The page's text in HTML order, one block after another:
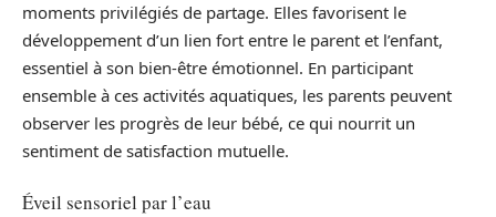
moments privilégiés de partage. Elles favorisent le
développement d’un lien fort entre le parent et l’enfant,
essentiel à son bien-être émotionnel. En participant
ensemble à ces activités aquatiques, les parents peuvent
observer les progrès de leur bébé, ce qui nourrit un
sentiment de satisfaction mutuelle.
Éveil sensoriel par l’eau